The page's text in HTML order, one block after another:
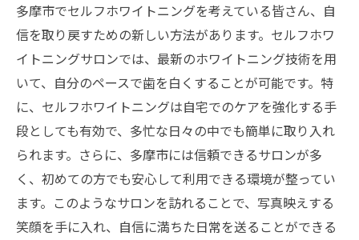
多摩市でセルフホワイトニングを考えている皆さん、自
信を取り戻すための新しい方法があります。セルフホワ
イトニングサロンでは、最新のホワイトニング技術を用
いて、自分のペースで歯を白くすることが可能です。特
に、セルフホワイトニングは自宅でのケアを強化する手
段としても有効で、多忙な日々の中でも簡単に取り入れ
られます。さらに、多摩市には信頼できるサロンが多
く、初めての方でも安心して利用できる環境が整ってい
ます。このようなサロンを訪れることで、写真映えする
笑顔を手に入れ、自信に満ちた日常を送ることができる